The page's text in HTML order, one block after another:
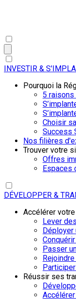
INVESTIR &
Pourquoi la
5
Choisir
Success
Nos filières
Trouver votre
Offres
Espaces
DÉVELOPPER &
Accélérer
Lever
Déployer
Passer
Réussir ses